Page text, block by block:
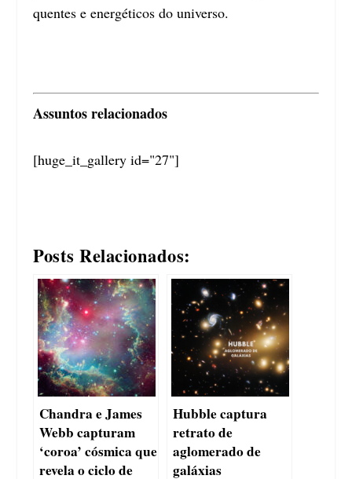
quentes e energéticos do universo.
Assuntos relacionados
[huge_it_gallery id="27"]
Posts Relacionados:
Chandra e James
Webb capturam
‘coroa’ cósmica que
revela o ciclo de
Hubble captura
retrato de
aglomerado de
galáxias